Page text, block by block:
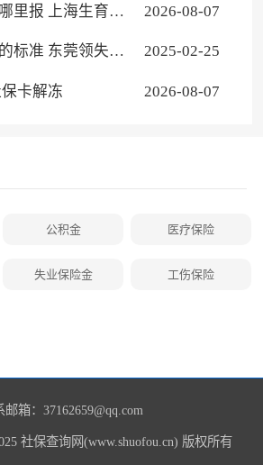
里报 上海生育险
材料
2026-08-07
标准 东莞领失业 2025-02-25
卡解冻 2026-08-07
公积金 医疗保险
失业保险金 工伤保险
邮箱：37162659@qq.com
社保查询网(www.shuofou.cn) 版权所有